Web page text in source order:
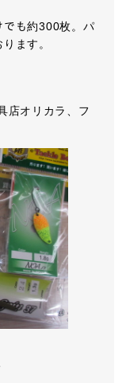
でも約300枚。パ
ます。
店オリカラ、フ